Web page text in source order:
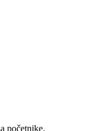
početnike,